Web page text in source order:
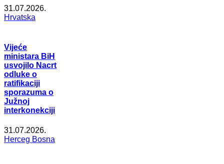
31.07.2026.
Hrvatska
Vijeće
ministara BiH
usvojilo Nacrt
odluke o
ratifikaciji
sporazuma o
Južnoj
interkonekciji
31.07.2026.
Herceg Bosna